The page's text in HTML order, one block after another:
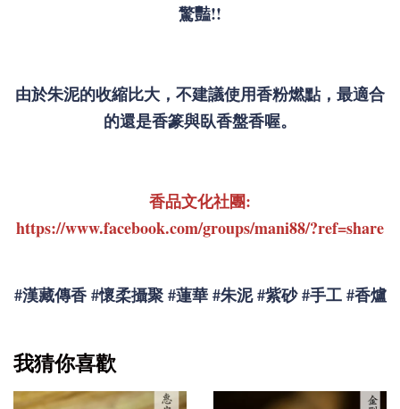
驚豔!!
由於朱泥的收縮比大，不建議使用香粉燃點，最適合
的還是香篆與臥香盤香喔。
香品文化社團:
https://www.facebook.com/groups/mani88/?ref=share
#漢藏傳香 #懷柔攝聚 #蓮華 #朱泥 #紫砂 #手工 #香爐
我猜你喜歡